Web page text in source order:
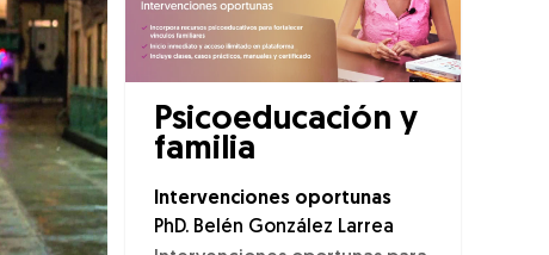
Psicoeducación y
familia
Intervenciones oportunas
PhD. Belén González Larrea